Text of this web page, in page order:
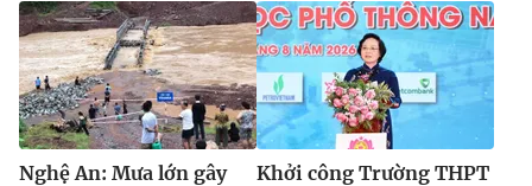
Nghệ An: Mưa lớn gây
Khởi công Trường THPT